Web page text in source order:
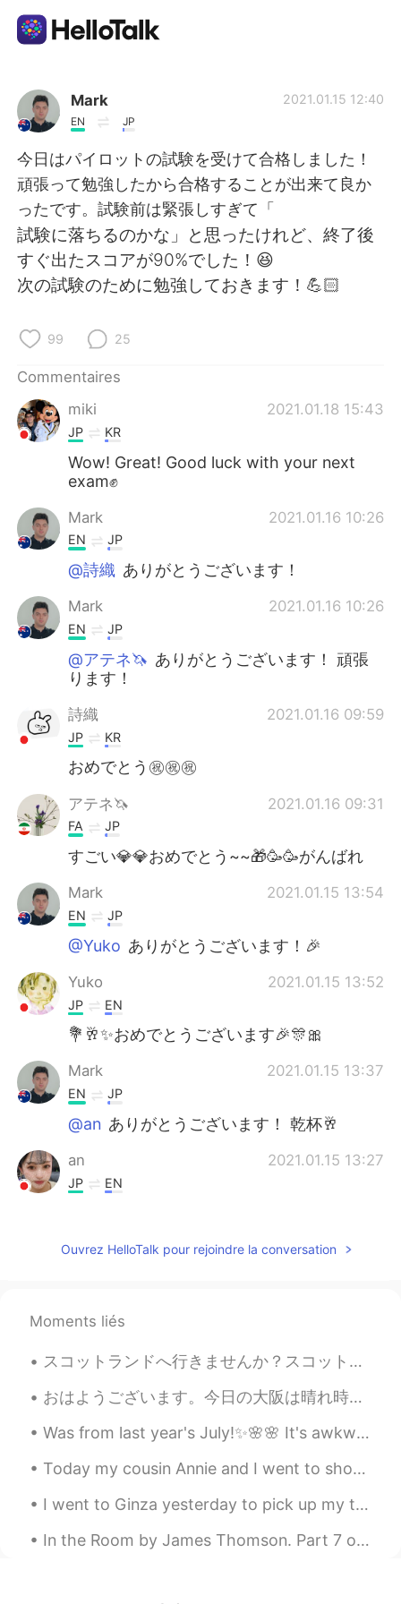
Appli d'échange linguistique
AI Grammar Checker
Français
English 简体中文
日本語
Türkçe
Mark
EN JP
2021.01.15 12:40
今日はパイロットの試験を受けて合格しました！
頑張って勉強したから合格することが出来て良か
ったです。試験前は緊張しすぎて「
試験に落ちるのかな」と思ったけれど、終了後
すぐ出たスコアが90%でした！😆
次の試験のために勉強しておきます！💪🏻
99 25
Commentaires
miki
2021.01.18 15:43
JP KR
Wow! Great! Good luck with your next
exam✊
Mark 2021.01.16 10:26
EN JP
@詩織 ありがとうございます！
Mark 2021.01.16 10:26
EN JP
@アテネ🦄 ありがとうございます！ 頑張
ります！
詩織 2021.01.16 09:59
JP KR
おめでとう㊗️㊗️㊗️
アテネ🦄 2021.01.16 09:31
FA JP
すごい💎💎おめでとう~~🎁🥳🥳がんばれ
Mark 2021.01.15 13:54
EN JP
@Yuko ありがとうございます！🎉
Yuko 2021.01.15 13:52
JP EN
💐🥂✨おめでとうございます🎉🎊🎀
Mark 2021.01.15 13:37
EN JP
@an ありがとうございます！ 乾杯🥂
an 2021.01.15 13:27
JP EN
Mark 2021.01.15 12:53
きます！✌🏻
Mark 2021.01.15 12:52
@Sekkoありがとうございます！頑張りま
す！☺️
mao 2021.01.15 12:51
おめでとう🎉次の試験も頑張ってね✈️
Ouvrez HelloTalk pour rejoindre la conversation
Moments liés
スコットランドへ行きませんか？スコットランドは美しい田舎とか、ユニークな食べ物とかがありますね。スコットランドのウイスキーを飲みたいかもしれなません？スコットランドも素晴らしい歴史があります。と...
おはようございます。今日の大阪は晴れ時々曇り☁️☀️です。今朝早起きして、ジムに行きました。明日は台風が来るらしいですね。でも、さっき天気予報を見たら、曇りと晴れって書いてあります。多分今回は大...
Was from last year's July!✨🌸🌸 It's awkward that I felt like a beach model but not at all!🌼✨😂 I re...
Today my cousin Annie and I went to shop at a store to buy rice cake 🍥, Lotus & Custard bread🍞, M...
I went to Ginza yesterday to pick up my things to move out of the office. We have been working re...
In the Room by James Thomson. Part 7 of 13. She did not sit hours stark and dumb As pale as m...